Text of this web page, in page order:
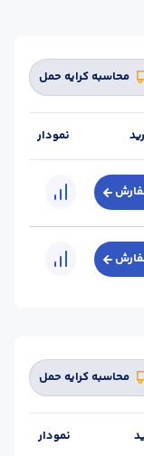
محاسبه کرایه حمل
نمودار
محاسبه کرایه حمل
نمودار